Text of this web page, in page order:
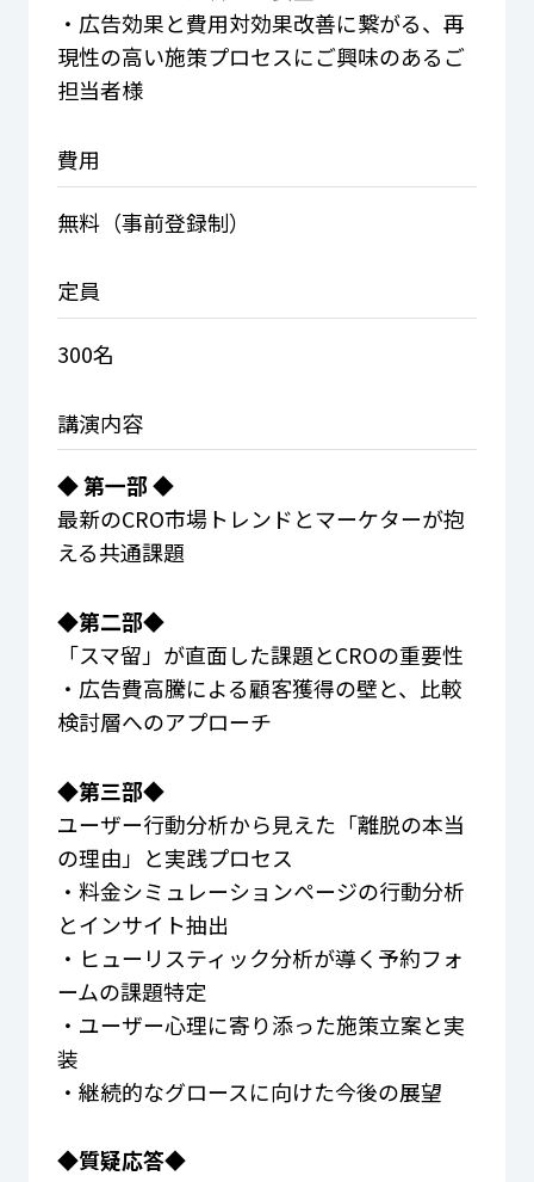
・広告効果と費用対効果改善に繋がる、再
現性の高い施策プロセスにご興味のあるご
担当者様
費用
無料（事前登録制）
定員
300名
講演内容
◆ 第一部 ◆
最新のCRO市場トレンドとマーケターが抱
える共通課題
◆第二部◆
「スマ留」が直面した課題とCROの重要性
・広告費高騰による顧客獲得の壁と、比較
検討層へのアプローチ
◆第三部◆
ユーザー行動分析から見えた「離脱の本当
の理由」と実践プロセス
・料金シミュレーションページの行動分析
とインサイト抽出
・ヒューリスティック分析が導く予約フォ
ームの課題特定
・ユーザー心理に寄り添った施策立案と実
装
・継続的なグロースに向けた今後の展望
◆質疑応答◆